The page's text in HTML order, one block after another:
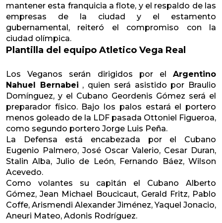
mantener esta franquicia a flote, y el respaldo de las
empresas de la ciudad y el estamento
gubernamental, reiteró el compromiso con la
ciudad olímpica.
Plantilla del equipo Atletico Vega Real
Los Veganos serán dirigidos por el Argentino
Nahuel Bernabei , quien será asistido por Braulio
Domínguez, y el Cubano Geordenis Gómez será el
preparador físico. Bajo los palos estará el portero
menos goleado de la LDF pasada Ottoniel Figueroa,
como segundo portero Jorge Luis Peña.
La Defensa está encabezada por el Cubano
Eugenio Palmero, José Oscar Valerio, Cesar Duran,
Stalin Alba, Julio de León, Fernando Báez, Wilson
Acevedo.
Como volantes su capitán el Cubano Alberto
Gómez, Jean Michael Boucicaut, Gerald Fritz, Pablo
Coffe, Arismendi Alexander Jiménez, Yaquel Jonacio,
Aneuri Mateo, Adonis Rodríguez.